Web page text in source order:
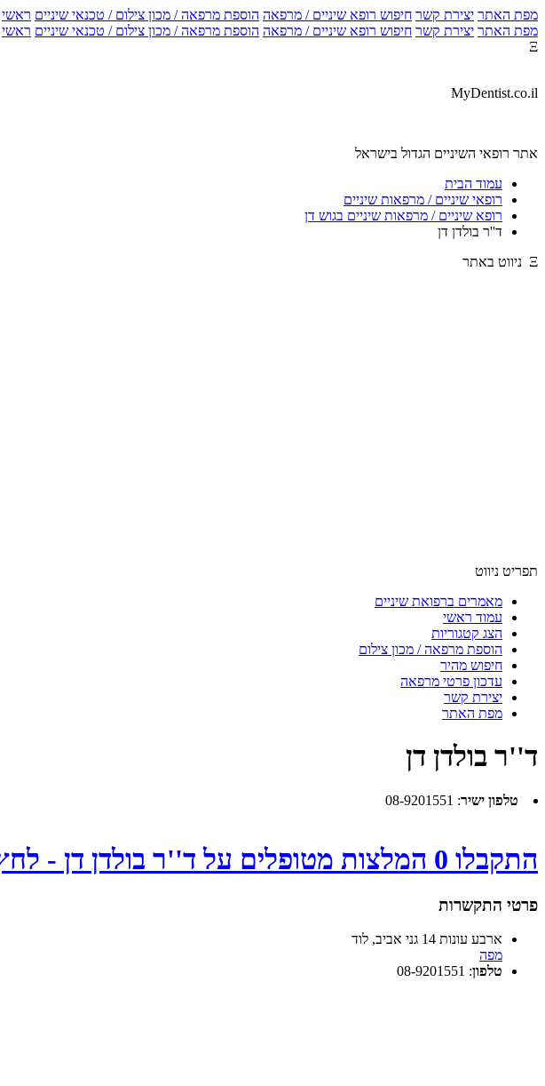
מפת האתר יצירת קשר חיפוש רופא שיניים / מרפאה הוספת מרפאה / מכון צילום / טכנאי שיניים ראשי
מפת האתר יצירת קשר חיפוש רופא שיניים / מרפאה הוספת מרפאה / מכון צילום / טכנאי שיניים ראשי
Ξ
MyDentist.co.il
אתר רופאי השיניים הגדול בישראל
עמוד הבית
רופאי שיניים / מרפאות שיניים
רופא שיניים / מרפאות שיניים בגוש דן
ד''ר בולדן דן
Ξ ניווט באתר
תפריט ניווט
מאמרים ברפואת שיניים
עמוד ראשי
הצג קטגוריות
הוספת מרפאה / מכון צילום
חיפוש מהיר
עדכון פרטי מרפאה
יצירת קשר
מפת האתר
ד''ר בולדן דן
טלפון ישיר:
08-9201551
התקבלו 0 המלצות מטופלים על ד''ר בולדן דן - לחץ
פרטי התקשרות
ארבע עונות 14 גני אביב, לוד
מפה
טלפון:
08-9201551